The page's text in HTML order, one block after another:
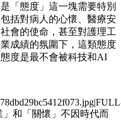
「態度」這一塊需要特別
括對病人的心懷、醫療安
會的使命，甚至對護理工
成績的氛圍下，這類態度
度是最不會被科技和AI
和「關懷」不因時代而